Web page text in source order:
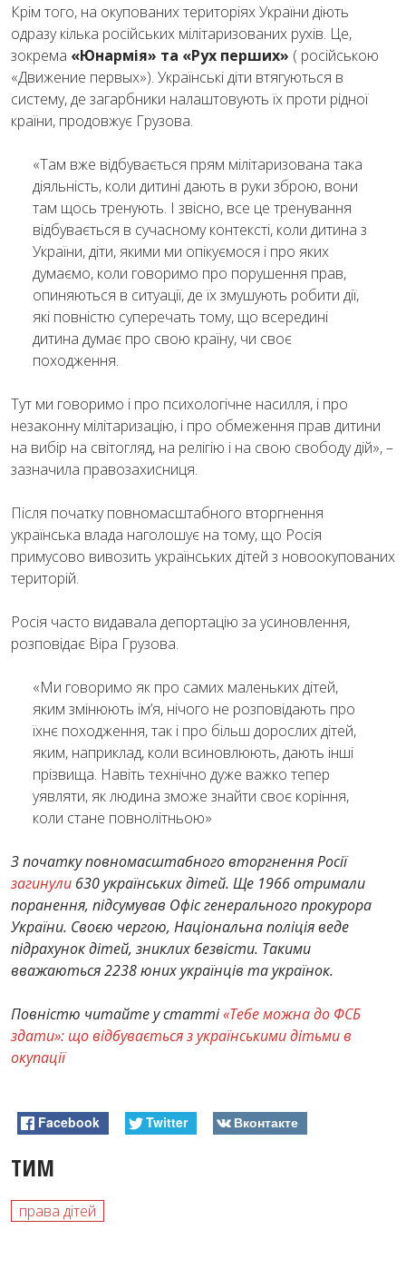
Крім того, на окупованих територіях України діють
одразу кілька російських мілітаризованих рухів. Це,
зокрема «Юнармія» та «Рух перших» ( російською
«Движение первых»). Українські діти втягуються в
систему, де загарбники налаштовують їх проти рідної
країни, продовжує Грузова.
«Там вже відбувається прям мілітаризована така
діяльність, коли дитині дають в руки зброю, вони
там щось тренують. І звісно, все це тренування
відбувається в сучасному контексті, коли дитина з
України, діти, якими ми опікуємося і про яких
думаємо, коли говоримо про порушення прав,
опиняються в ситуації, де їх змушують робити дії,
які повністю суперечать тому, що всередині
дитина думає про свою країну, чи своє
походження.
Тут ми говоримо і про психологічне насилля, і про
незаконну мілітаризацію, і про обмеження прав дитини
на вибір на світогляд, на релігію і на свою свободу дій», –
зазначила правозахисниця.
Після початку повномасштабного вторгнення
українська влада наголошує на тому, що Росія
примусово вивозить українських дітей з новоокупованих
територій.
Росія часто видавала депортацію за усиновлення,
розповідає Віра Грузова.
«Ми говоримо як про самих маленьких дітей,
яким змінюють ім’я, нічого не розповідають про
їхнє походження, так і про більш дорослих дітей,
яким, наприклад, коли всиновлюють, дають інші
прізвища. Навіть технічно дуже важко тепер
уявляти, як людина зможе знайти своє коріння,
коли стане повнолітньою»
З початку повномасштабного вторгнення Росії
загинули 630 українських дітей. Ще 1966 отримали
поранення, підсумував Офіс генерального прокурора
України. Своєю чергою, Національна поліція веде
підрахунок дітей, зниклих безвісти. Такими
вважаються 2238 юних українців та українок.
Повністю читайте у статті«Тебе можна до ФСБ
здати»: що відбувається з українськими дітьми в
окупації
Facebook Twitter Вконтакте
ТИМ
права дітей